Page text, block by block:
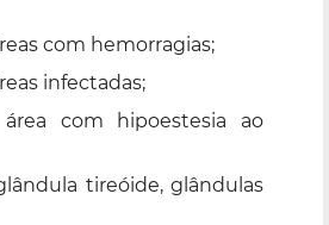
com hemorragias;
infectadas;
com hipoestesia ao
tireóide, glândulas